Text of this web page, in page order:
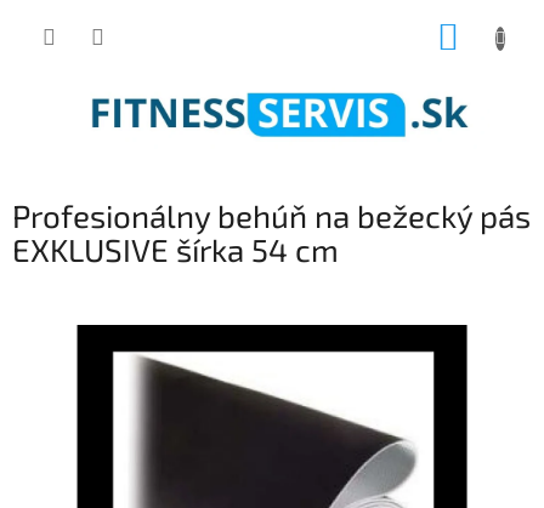
Profesionálny behúň na bežecký pás
EXKLUSIVE šírka 54 cm